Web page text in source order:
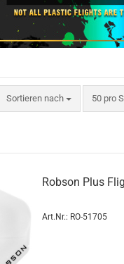
Sortieren nach
Sortieren nach 50 pro
pro
Rob­son Plus
Art.Nr.: RO-51705